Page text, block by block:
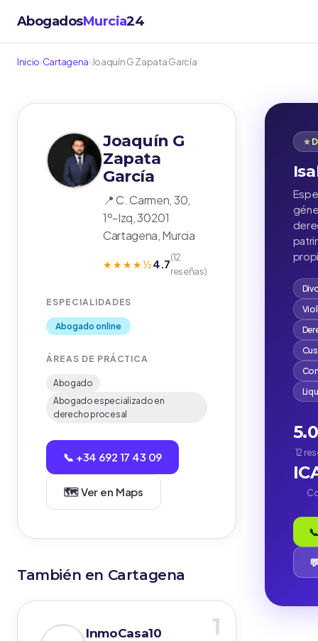
AbogadosMurcia24
Inicio›Cartagena›Joaquín G Zapata García
Joaquín G
Zapata
García
📍 C. Carmen, 30,
1º-Izq, 30201
Cartagena, Murcia
★★★★½4.7(12
reseñas)
ESPECIALIDADES
Abogado online
ÁREAS DE PRÁCTICA
Abogado
Abogado especializado en
derecho procesal
📞 +34 692 17 43 09
🗺️ Ver en Maps
También en Cartagena
1
InmoCasa10
⭐
12